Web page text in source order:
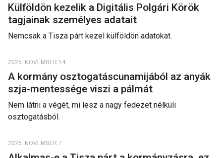
Külföldön kezelik a Digitális Polgári Körök
tagjainak személyes adatait
Nemcsak a Tisza párt kezel külföldön adatokat.
2025. NOVEMBER 14.
A kormány osztogatáscunamijából az anyák
szja-mentessége viszi a pálmát
Nem látni a végét, mi lesz a nagy fedezet nélküli
osztogatásból.
2025. NOVEMBER 7.